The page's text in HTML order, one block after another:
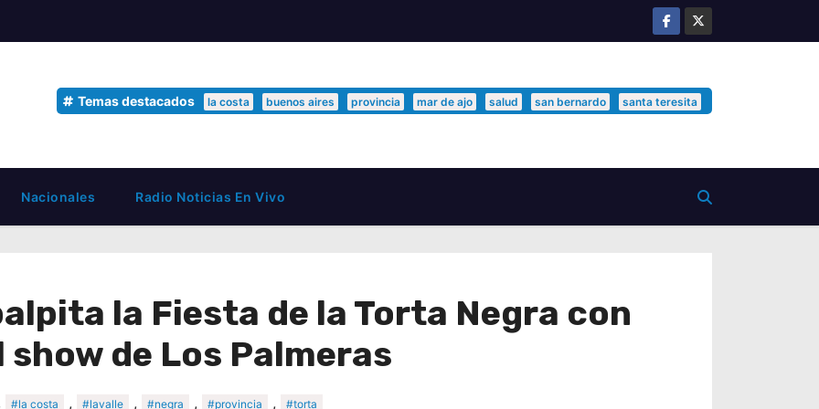
Temas destacados la costa buenos aires provincia mar de ajo salud san bernardo santa teresita
Nacionales Radio Noticias En Vivo
la Fiesta de la Torta Negra con
de Los Palmeras
#la costa , #lavalle , #negra , #provincia , #torta